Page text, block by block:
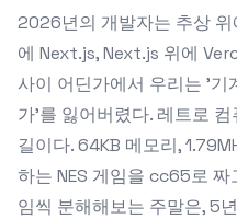
2026년의 개발자는 추상
에 Next.js, Next.js 위에
사이 어딘가에서 우리는 '기
가'를 잃어버렸다. 레트로
길이다. 64KB 메모리,
하는 NES 게임을 cc65로
임씩 분해해보는 주말은, 5